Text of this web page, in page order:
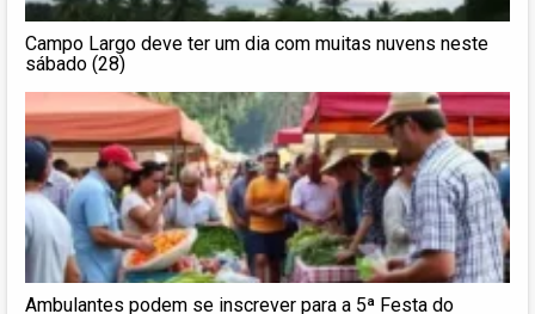
Campo Largo deve ter um dia com muitas nuvens neste
sábado (28)
Ambulantes podem se inscrever para a 5ª Festa do